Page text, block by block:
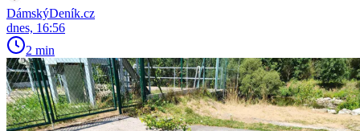
DámskýDeník.cz
dnes, 16:56
2 min